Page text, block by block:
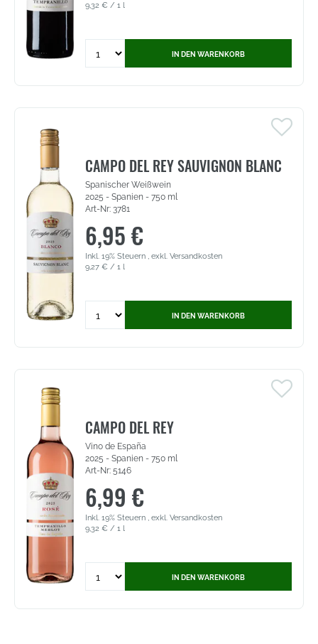
9,32 € / 1 l
for
del
-
VdT
Castilla
(2098)
IN DEN WARENKORB
CAMPO DEL REY SAUVIGNON BLANC
Spanischer Weißwein
2025 - Spanien - 750 ml
Art-Nr: 3781
6,95 €
Inkl. 19% Steuern , exkl. Versandkosten
9,27 € / 1 l
for
del
Spanischer
Weißwein
(3781)
IN DEN WARENKORB
CAMPO DEL REY
Vino de España
2025 - Spanien - 750 ml
Art-Nr: 5146
6,99 €
Inkl. 19% Steuern , exkl. Versandkosten
9,32 € / 1 l
for
del
IN DEN WARENKORB